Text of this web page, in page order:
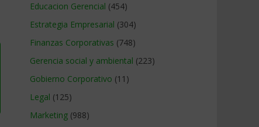
Educacion Gerencial (454)
Estrategia Empresarial (304)
Finanzas Corporativas (748)
Gerencia social y ambiental (223)
Gobierno Corporativo (11)
Legal (125)
Marketing (988)